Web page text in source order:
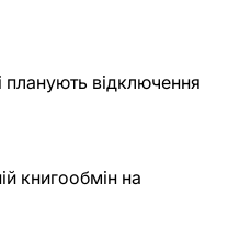
планують відключення
книгообмін на